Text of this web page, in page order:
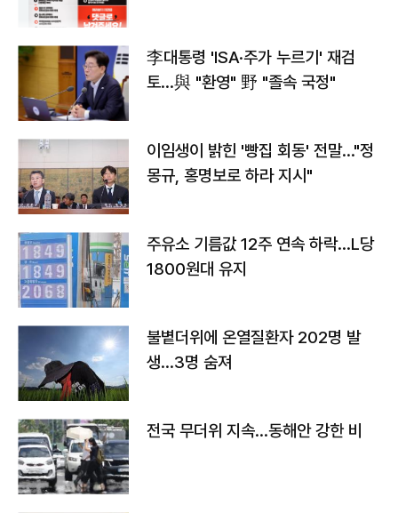
李대통령 'ISA·주가 누르기' 재검
토…與 "환영" 野 "졸속 국정"
이임생이 밝힌 '빵집 회동' 전말…"정
몽규, 홍명보로 하라 지시"
주유소 기름값 12주 연속 하락…L당
1800원대 유지
불볕더위에 온열질환자 202명 발
생…3명 숨져
전국 무더위 지속…동해안 강한 비